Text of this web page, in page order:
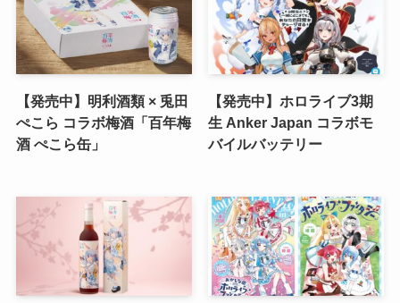
【発売中】明利酒類 × 兎田
ぺこら コラボ梅酒「百年梅
酒 ぺこら缶」
【発売中】ホロライブ3期
生 Anker Japan コラボモ
バイルバッテリー